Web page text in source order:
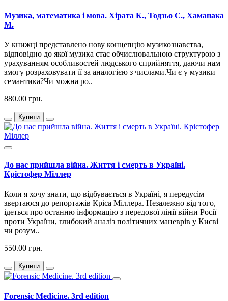
Музика, математика і мова. Хірата К., Тодзьо С., Хаманака
М.
У книжці представлено нову концепцію музикознавства,
відповідно до якої музика стає обчислювальною структурою з
урахуванням особливостей людського сприйняття, даючи нам
змогу розраховувати її за аналогією з числами.Чи є у музики
семантика?Чи можна ро..
880.00 грн.
Купити
До нас прийшла війна. Життя і смерть в Україні.
Крістофер Міллер
Коли я хочу знати, що відбувається в Україні, я передусім
звертаюся до репортажів Кріса Міллера. Незалежно від того,
ідеться про останню інформацію з передової лінії війни Росії
проти України, глибокий аналіз політичних маневрів у Києві
чи розум..
550.00 грн.
Купити
Forensic Medicine. 3rd edition